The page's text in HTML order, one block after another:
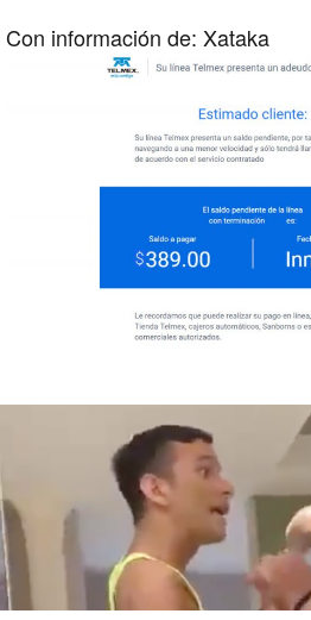
Con información de: Xataka